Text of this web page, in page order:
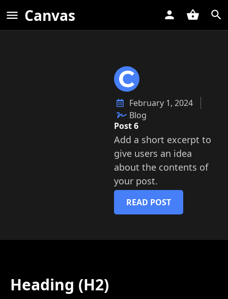
Canvas
February 1, 2024
Blog
Post 6
Add a short excerpt to
give users an idea
about the contents of
your post.
READ POST
Heading (H2)